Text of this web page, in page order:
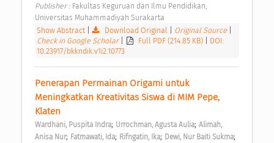
Publisher : Fakultas Keguruan dan Ilmu Pendidikan,
Universitas Muhammadiyah Surakarta
Show Abstract| Download Original Original Source
Check in Google Scholar
Full PDF (214.85 KB)
DOI:
10.23917/bkkndik.v1i2.10773
Penerapan Permainan Origami untuk
Meningkatkan Kreativitas Siswa di MIM Pepe,
Klaten
Wardhani, Puspita Indra; Urrochman, Agusta Aulia; Alimah,
Anisa Nur; Fatmawati, Ida; Rifngatin, Ika; Dewi, Nur Baiti Sukma;